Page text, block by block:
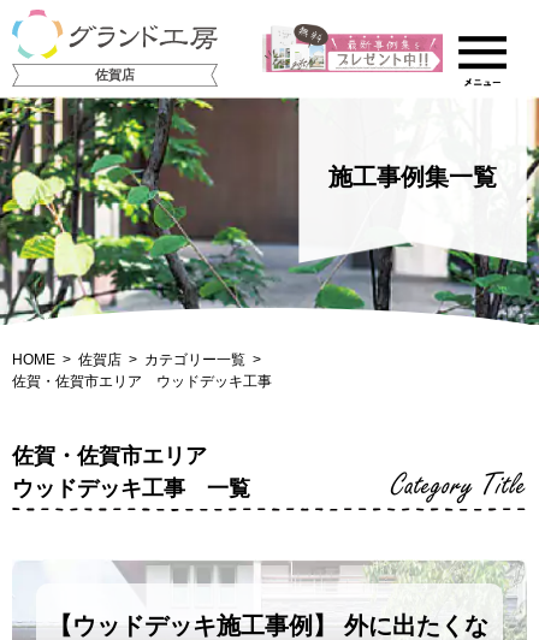
佐賀店
施工事例集一覧
HOME 佐賀店
カテゴリー一覧
佐賀・佐賀市エリア ウッドデッキ工事
佐賀・佐賀市エリア
ウッドデッキ工事 一覧
Category Title
【ウッドデッキ施工事例】 外に出たくな